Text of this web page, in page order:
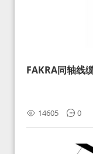
FAKRA同轴线
14605 0